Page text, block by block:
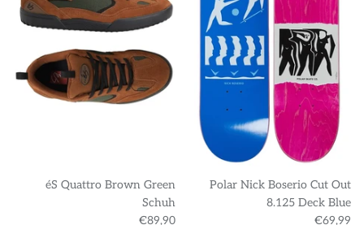
éS Quattro Brown Green
Schuh
€89,90
Polar Nick Boserio Cut Out
8.125 Deck Blue
€69,99